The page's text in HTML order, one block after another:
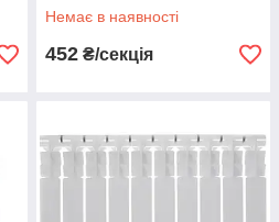
Немає в наявності
452 ₴/секція